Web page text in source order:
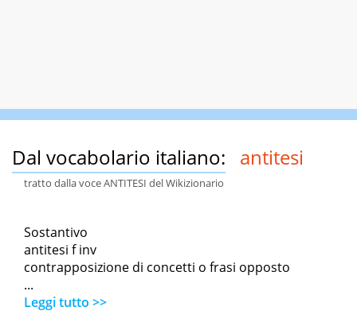
Dal vocabolario italiano: antitesi
tratto dalla voce ANTITESI del Wikizionario
Sostantivo
antitesi f inv
contrapposizione di concetti o frasi opposto
...
Leggi tutto >>